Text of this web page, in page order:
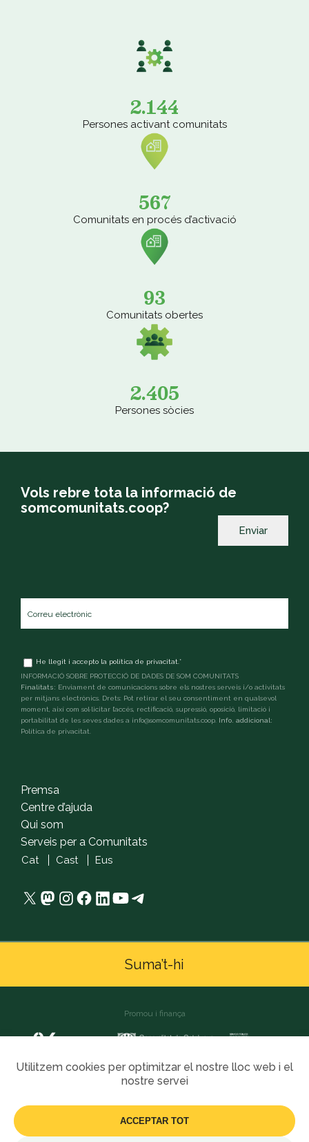
Utilitzem cookies per optimitzar el nostre lloc web i el
nostre servei
ACCEPTAR TOT
2.144
Persones activant comunitats
567
Comunitats en procés d’activació
93
Comunitats obertes
2.405
Persones sòcies
Vols rebre tota la informació de
somcomunitats.coop?
electrònic *
Terms
and
conditions
He llegit i accepto la política de privacitat.*
INFORMACIÓ SOBRE PROTECCIÓ DE DADES DE SOM COMUNITATS
Finalitats: Enviament de comunicacions sobre els nostres serveis i/o activitats
per mitjans electrònics. Drets: Pot retirar el seu consentiment en qualsevol
moment, així com sol·licitar l’accés, rectificació, supressió, oposició, limitació i
portabilitat de les seves dades a info@somcomunitats.coop.
Info. addicional:
Política de privacitat.
Premsa
Centre d’ajuda
Qui som
Serveis per a Comunitats
Cat Cast Eus
X Mastodon
Instagram
Facebook
LinkedIn
YouTube
Telegram
Suma’t-hi
Promou i finança